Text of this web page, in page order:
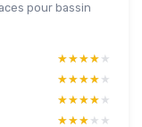
pour bassin
★★★★★
★★★★★
★★★★★
★★★★★
★★★★★
★★★★★
★★★★★
★★★★★